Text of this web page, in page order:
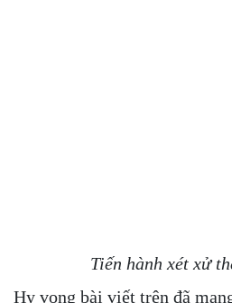
Tiến hành xét xử
Hy vọng bài viết trên đã